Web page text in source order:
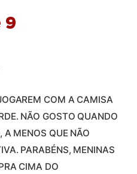
9
COM A CAMISA
NÃO GOSTO QUANDO
A MENOS QUE NÃO
PARABÉNS, MENINAS
CIMA DO